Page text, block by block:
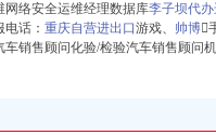
网络安全运维经理数据库李子坝代办
话： 重庆自营进出口游戏、 帅博
销售顾问化验/检验汽车销售顾问